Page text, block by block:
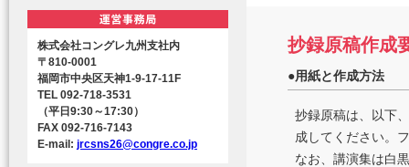
株式会社コングレ九州支社内
〒810-0001
福岡市中央区天神1-9-17-11F
TEL 092-718-3531
（平日9:30～17:30）
FAX 092-716-7143
E-mail: jrcsns26@congre.co.jp
抄録原稿作成
●用紙と作成方法
抄録原稿は、以下
成してください。
なお、講演集は白